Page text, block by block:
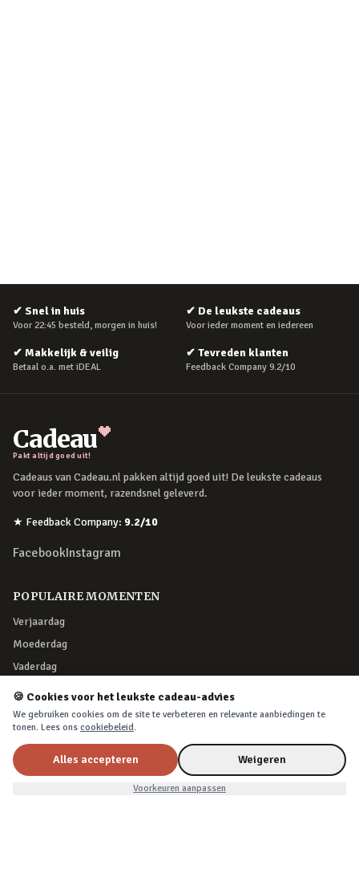
✔ Snel in huis
Voor 22:45 besteld, morgen in huis!
✔ De leukste cadeaus
Voor ieder moment en iedereen
✔ Makkelijk & veilig
Betaal o.a. met iDEAL
✔ Tevreden klanten
Feedback Company 9.2/10
Cadeau
Pakt altijd goed uit!
Cadeaus van Cadeau.nl pakken altijd goed uit! De leukste cadeaus
voor ieder moment, razendsnel geleverd.
★ Feedback Company: 9.2/10
FacebookInstagram
POPULAIRE MOMENTEN
Verjaardag
Moederdag
Vaderdag
Kerst
KLANTENSERVICE
Klantenservice
Retourneren
🍪 Cookies voor het leukste cadeau-advies
We gebruiken cookies om de site te verbeteren en relevante aanbiedingen te
tonen. Lees ons cookiebeleid.
Alles accepteren Weigeren
Voorkeuren aanpassen